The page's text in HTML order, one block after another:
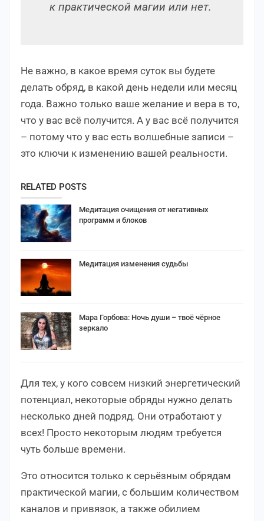
к практической магии или нет.
Не важно, в какое время суток вы будете
делать обряд, в какой день недели или месяц
года. Важно только ваше желание и вера в то,
что у вас всё получится. А у вас всё получится
– потому что у вас есть волшебные записи –
это ключи к изменению вашей реальности.
RELATED POSTS
Медитация очищения от негативных
программ и блоков
Медитация изменения судьбы
Мара Горбова: Ночь души – твоё чёрное
зеркало
Для тех, у кого совсем низкий энергетический
потенциал, некоторые обряды нужно делать
несколько дней подряд. Они отработают у
всех! Просто некоторым людям требуется
чуть больше времени.
Это относится только к серьёзным обрядам
практической магии, с большим количеством
каналов и привязок, а также обилием